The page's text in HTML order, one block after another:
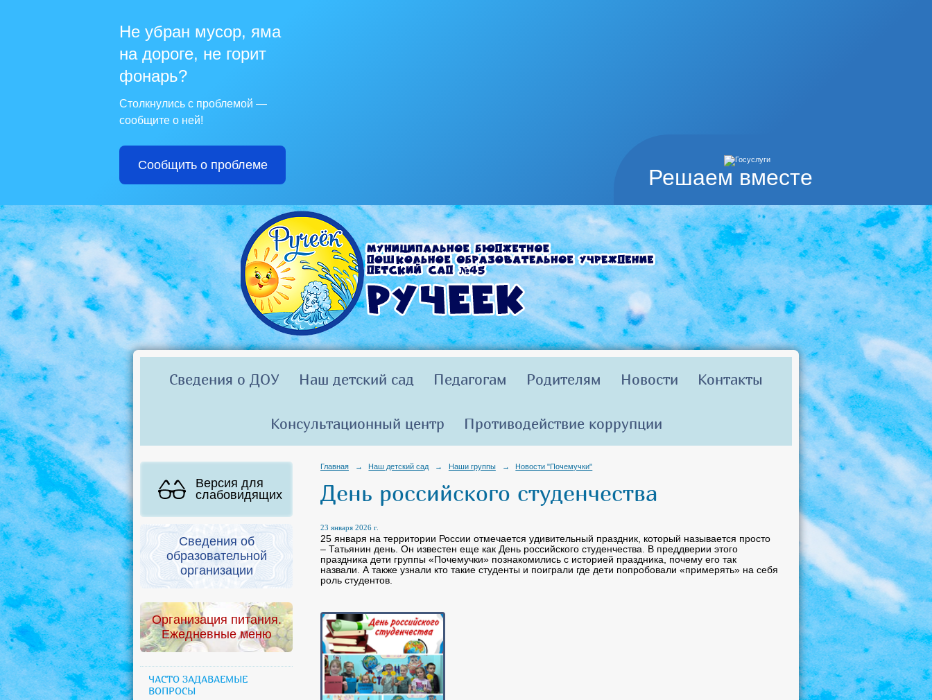
Решаем вместе
Не убран мусор, яма
на дороге, не горит
фонарь?
Столкнулись с проблемой —
сообщите о ней!
Сообщить о проблеме
Сведения о ДОУ Наш детский сад Педагогам Родителям Новости Контакты
Консультационный центр Противодействие коррупции
Версия для
слабовидящих
Сведения об
образовательной
организации
Организация питания.
Ежедневные меню
ЧАСТО ЗАДАВАЕМЫЕ
ВОПРОСЫ
Главная → Наш детский сад → Наши группы → Новости "Почемучки"
День российского студенчества
23 января 2026 г.
25 января на территории России отмечается удивительный праздник, который называется просто
– Татьянин день. Он известен еще как День российского студенчества. В преддверии этого
праздника дети группы «Почемучки» познакомились с историей праздника, почему его так
назвали. А также узнали кто такие студенты и поиграли где дети попробовали «примерять» на себя
роль студентов.